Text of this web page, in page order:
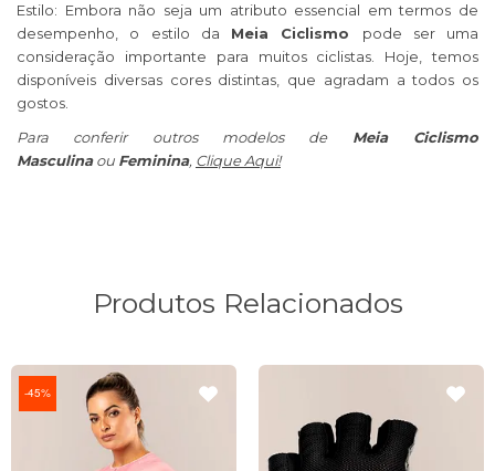
Estilo: Embora não seja um atributo essencial em termos de
desempenho, o estilo da Meia Ciclismo pode ser uma
consideração importante para muitos ciclistas. Hoje, temos
disponíveis diversas cores distintas, que agradam a todos os
gostos.
Para conferir outros modelos de Meia Ciclismo
Masculinaou Feminina, Clique Aqui!
Produtos Relacionados
45%